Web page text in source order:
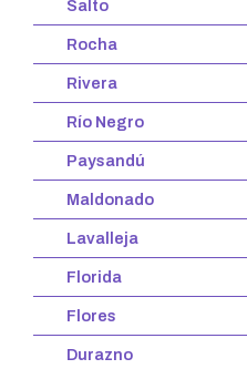
Salto
Rocha
Rivera
Río Negro
Paysandú
Maldonado
Lavalleja
Florida
Flores
Durazno